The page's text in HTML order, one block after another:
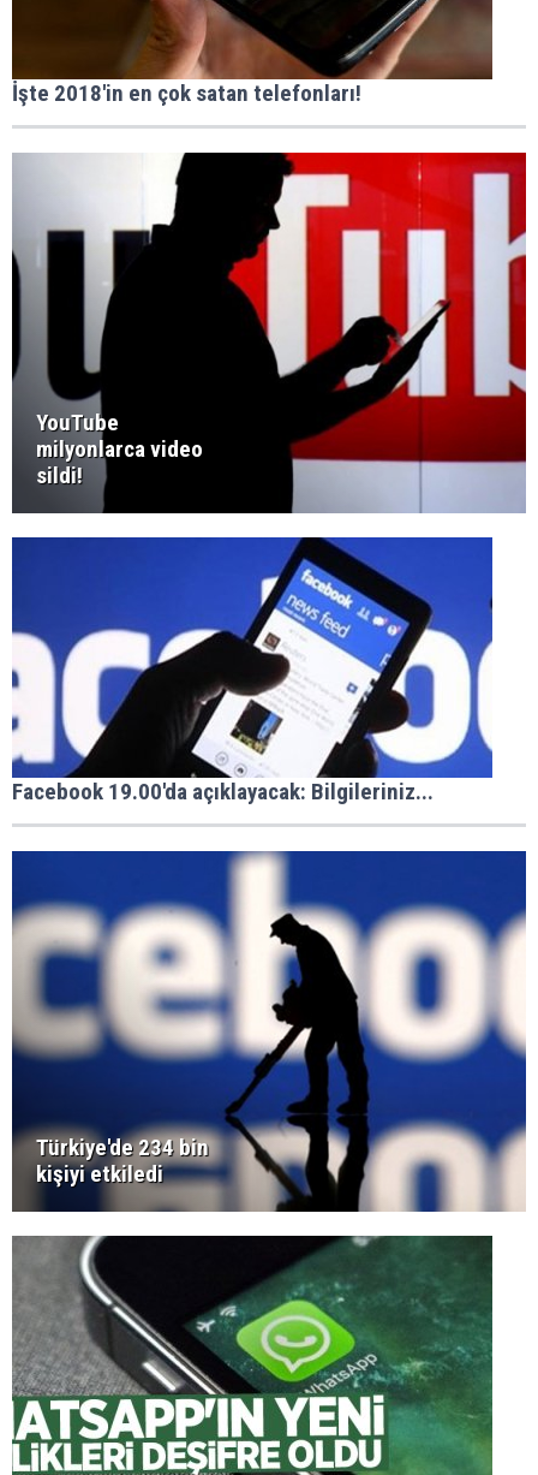
İşte 2018'in en çok satan telefonları!
YouTube
milyonlarca video
sildi!
Facebook 19.00'da açıklayacak: Bilgileriniz...
Türkiye'de 234 bin
kişiyi etkiledi